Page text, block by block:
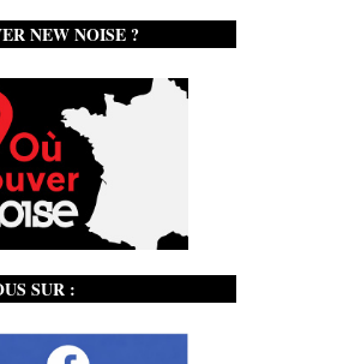
NEW NOISE ?
SUR :